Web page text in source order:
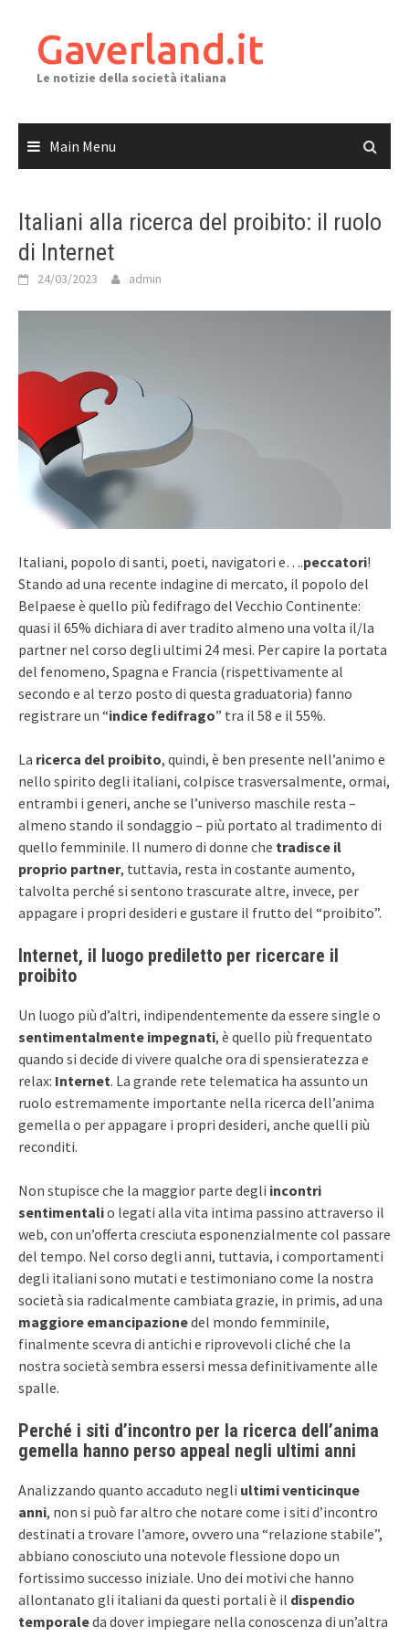
contentGaverland.it
Le notizie della società italiana
Main Menu
Italiani alla ricerca del proibito: il ruolo
di Internet
24/03/2023 admin
Italiani, popolo di santi, poeti, navigatori e….peccatori!
Stando ad una recente indagine di mercato, il popolo del
Belpaese è quello più fedifrago del Vecchio Continente:
quasi il 65% dichiara di aver tradito almeno una volta il/la
partner nel corso degli ultimi 24 mesi. Per capire la portata
del fenomeno, Spagna e Francia (rispettivamente al
secondo e al terzo posto di questa graduatoria) fanno
registrare un “indice fedifrago” tra il 58 e il 55%.
La ricerca del proibito, quindi, è ben presente nell’animo e
nello spirito degli italiani, colpisce trasversalmente, ormai,
entrambi i generi, anche se l’universo maschile resta –
almeno stando il sondaggio – più portato al tradimento di
quello femminile. Il numero di donne che tradisce il
proprio partner, tuttavia, resta in costante aumento,
talvolta perché si sentono trascurate altre, invece, per
appagare i propri desideri e gustare il frutto del “proibito”.
Internet, il luogo prediletto per ricercare il
proibito
Un luogo più d’altri, indipendentemente da essere single o
sentimentalmente impegnati, è quello più frequentato
quando si decide di vivere qualche ora di spensieratezza e
relax: Internet. La grande rete telematica ha assunto un
ruolo estremamente importante nella ricerca dell’anima
gemella o per appagare i propri desideri, anche quelli più
reconditi.
Non stupisce che la maggior parte degli incontri
sentimentalio legati alla vita intima passino attraverso il
web, con un’offerta cresciuta esponenzialmente col passare
del tempo. Nel corso degli anni, tuttavia, i comportamenti
degli italiani sono mutati e testimoniano come la nostra
società sia radicalmente cambiata grazie, in primis, ad una
maggiore emancipazionedel mondo femminile,
finalmente scevra di antichi e riprovevoli cliché che la
nostra società sembra essersi messa definitivamente alle
spalle.
Perché i siti d’incontro per la ricerca dell’anima
gemella hanno perso appeal negli ultimi anni
Analizzando quanto accaduto negli ultimi venticinque
anni, non si può far altro che notare come i siti d’incontro
destinati a trovare l’amore, ovvero una “relazione stabile”,
abbiano conosciuto una notevole flessione dopo un
fortissimo successo iniziale. Uno dei motivi che hanno
allontanato gli italiani da questi portali è il dispendio
temporaleda dover impiegare nella conoscenza di un’altra